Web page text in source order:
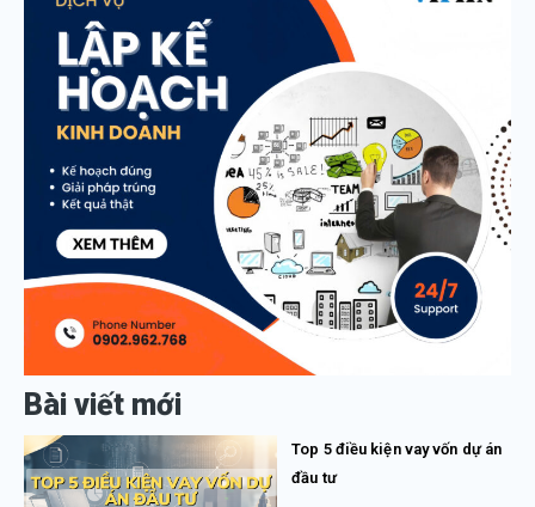
Bài viết mới
Top 5 điều kiện vay vốn dự án
đầu tư